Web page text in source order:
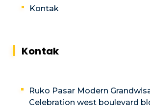
Kontak
Kontak
Ruko Pasar Modern
Celebration west boulevard